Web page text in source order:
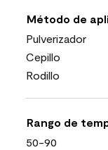
Método de
Pulverizador
Cepillo
Rodillo
Rango de
50-90